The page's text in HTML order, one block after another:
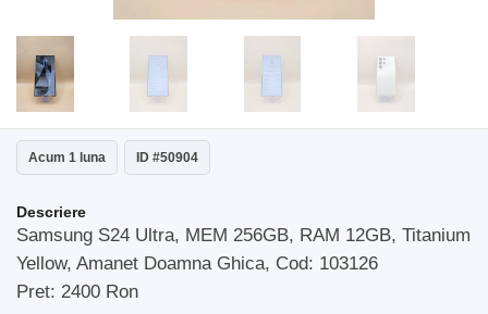
Acum 1 luna ID #50904
Descriere
Samsung S24 Ultra, MEM 256GB, RAM 12GB, Titanium
Yellow, Amanet Doamna Ghica, Cod: 103126
Pret: 2400 Ron